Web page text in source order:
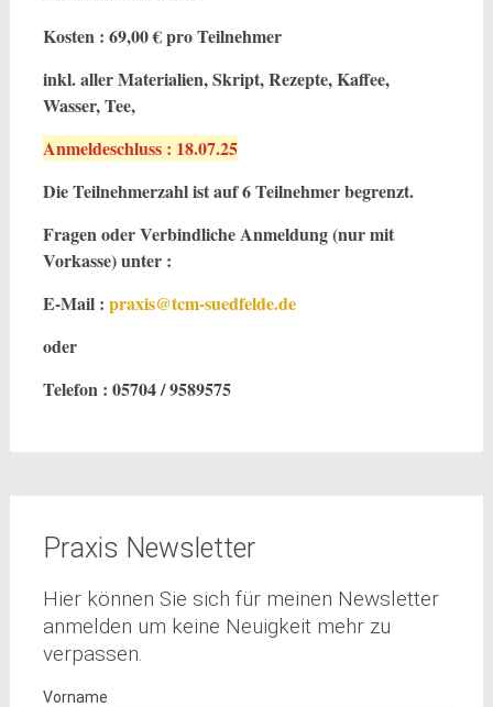
Kosten : 69,00 € pro Teilnehmer
inkl. aller Materialien, Skript, Rezepte, Kaffee,
Wasser, Tee,
Anmeldeschluss : 18.07.25
Die Teilnehmerzahl ist auf 6 Teilnehmer begrenzt.
Fragen oder Verbindliche Anmeldung (nur mit
Vorkasse) unter :
E-Mail : praxis@tcm-suedfelde.de
oder
Telefon : 05704 / 9589575
Praxis Newsletter
Hier können Sie sich für meinen Newsletter
anmelden um keine Neuigkeit mehr zu
verpassen.
Vorname